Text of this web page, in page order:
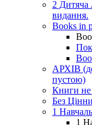
2 Дитяча
видання.
Books in
АРХІВ
пустою)
Книги не
Без
1
1